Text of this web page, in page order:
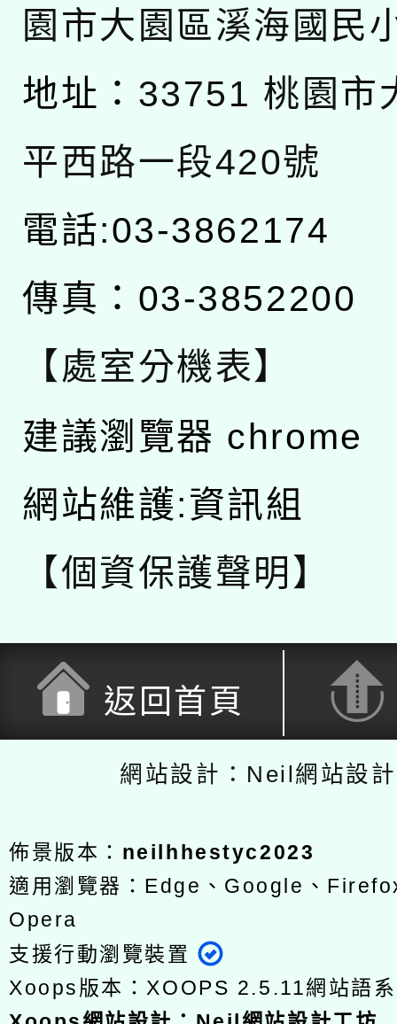
園市大園區溪海國民
地址： 33751 桃園市
平西路一段420號
電話:03-3862174
傳真：03-3852200
【處室分機表】
建議瀏覽器 chrome
網站維護:資訊組
【個資保護聲明】
返回首頁
網站設計：Neil網站設
佈景版本： neilhhestyc2023
適用瀏覽器：Edge、Google、
Opera
支援行動瀏覽裝置
Xoops版本： XOOPS 2.5.11網站語